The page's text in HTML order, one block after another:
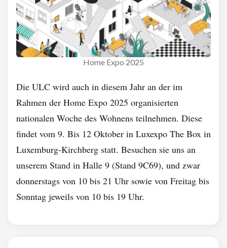
Home Expo 2025
Die ULC wird auch in diesem Jahr an der im
Rahmen der Home Expo 2025 organisierten
nationalen Woche des Wohnens teilnehmen. Diese
findet vom 9. Bis 12 Oktober in Luxexpo The Box in
Luxemburg-Kirchberg statt. Besuchen sie uns an
unserem Stand in Halle 9 (Stand 9C69), und zwar
donnerstags von 10 bis 21 Uhr sowie von Freitag bis
Sonntag jeweils von 10 bis 19 Uhr.